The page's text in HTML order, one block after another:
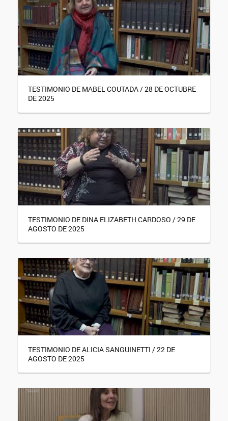
TESTIMONIO DE MABEL COUTADA / 28 DE OCTUBRE
DE 2025
TESTIMONIO DE DINA ELIZABETH CARDOSO / 29 DE
AGOSTO DE 2025
TESTIMONIO DE ALICIA SANGUINETTI / 22 DE
AGOSTO DE 2025